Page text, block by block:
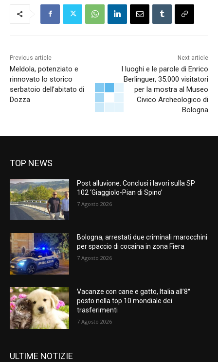
Previous article
Meldola, potenziato e
rinnovato lo storico
serbatoio dell’abitato di
Dozza
Next article
I luoghi e le parole di Enrico
Berlinguer, 35.000 visitatori
per la mostra al Museo
Civico Archeologico di
Bologna
TOP NEWS
Post alluvione. Conclusi i lavori sulla SP
102 ‘Giaggiolo-Pian di Spino’
7 Agosto 2026
Bologna, arrestati due criminali marocchini
per spaccio di cocaina in zona Fiera
7 Agosto 2026
Vacanze con cane e gatto, Italia all’8°
posto nella top 10 mondiale dei
trasferimenti
7 Agosto 2026
ULTIME NOTIZIE